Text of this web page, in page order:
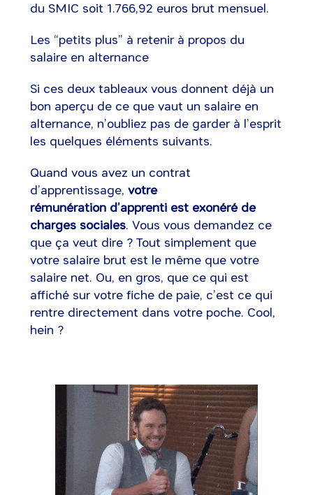
du SMIC soit 1.766,92 euros brut mensuel.
Les “petits plus” à retenir à propos du
salaire en alternance
Si ces deux tableaux vous donnent déjà un
bon aperçu de ce que vaut un salaire en
alternance, n’oubliez pas de garder à l’esprit
les quelques éléments suivants.
Quand vous avez un contrat
d’apprentissage, votre
rémunération d’apprenti est exonéré de
charges sociales. Vous vous demandez ce
que ça veut dire ? Tout simplement que
votre salaire brut est le même que votre
salaire net. Ou, en gros, que ce qui est
affiché sur votre fiche de paie, c’est ce qui
rentre directement dans votre poche. Cool,
hein ?